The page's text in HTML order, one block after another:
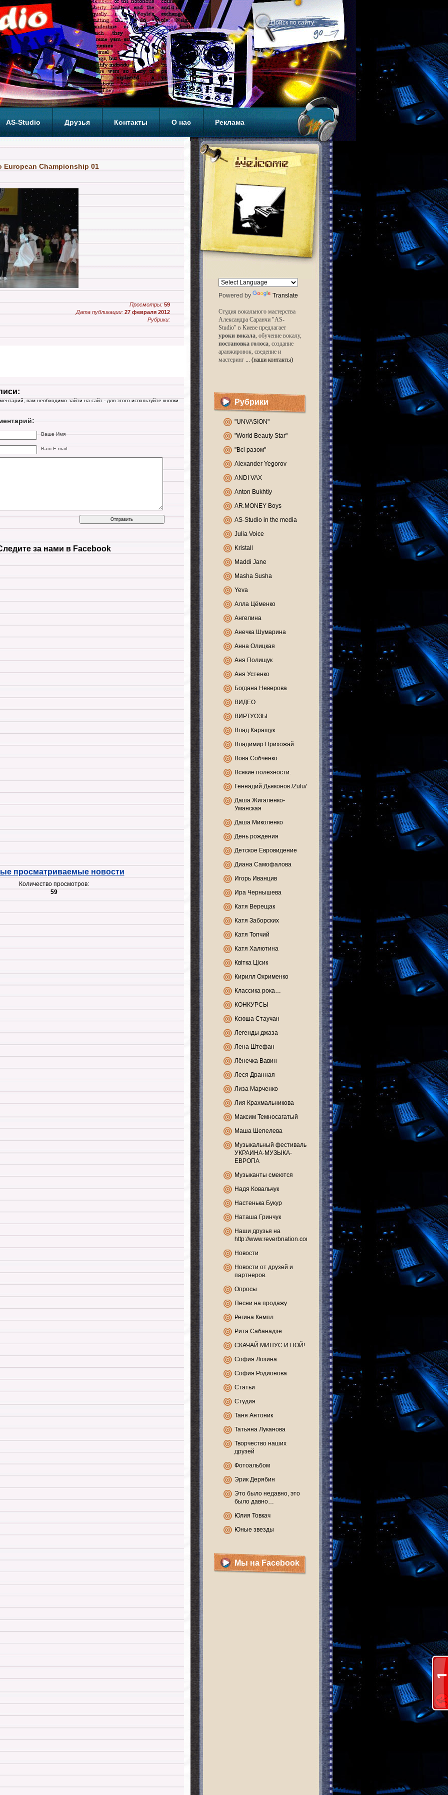
AS-Studio Друзья Контакты О нас Реклама
European Championship 01
Просмотры: 59
Дата публикации: 27 февраля 2012
Рубрики:
вам необходимо зайти на сайт - для этого используйте кнопки
Ваше Имя
Ваш E-mail
за нами в Facebook
просматриваемые новости
Количество просмотров:
59
Powered by Translate
Студия вокального мастерства
Александра Саранчи "AS-
Studio" в Киеве предлагает
уроки вокала, обучение вокалу,
постановка голоса, создание
аранжировок, сведение и
мастеринг ... (наши контакты)
Рубрики
"UNVASION"
"World Beauty Star"
"Всі разом"
Alexander Yegorov
ANDI VAX
Anton Bukhtiy
AR.MONEY Boys
AS-Studio in the media
Julia Voice
Kristall
Maddi Jane
Masha Susha
Yeva
Алла Цёменко
Ангелина
Анечка Шумарина
Анна Олицкая
Аня Полищук
Аня Устенко
Богдана Неверова
ВИДЕО
ВИРТУОЗЫ
Влад Каращук
Владимир Прихожай
Вова Собченко
Всякие полезности.
Геннадий Дьяконов /Zulu/
Даша Жигаленко-
Уманская
Даша Миколенко
День рождения
Детское Евровидение
Диана Самофалова
Игорь Иванцив
Ира Чернышева
Катя Верещак
Катя Заборских
Катя Топчий
Катя Халютина
Квітка Цісик
Кирилл Охрименко
Классика рока…
КОНКУРСЫ
Ксюша Стаучан
Легенды джаза
Лена Штефан
Лёнечка Вавин
Леся Дранная
Лиза Марченко
Лия Крахмальникова
Максим Темносагатый
Маша Шепелева
Музыкальный фестиваль
УКРАИНА-МУЗЫКА-
ЕВРОПА
Музыканты смеются
Надя Ковальчук
Настенька Букур
Наташа Гринчук
Наши друзья на
http://www.reverbnation.com
Новости
Новости от друзей и
партнеров.
Опросы
Песни на продажу
Регина Кемпл
Рита Сабанадзе
СКАЧАЙ МИНУС И ПОЙ!
София Лозина
София Родионова
Статьи
Студия
Таня Антоник
Татьяна Луканова
Творчество наших
друзей
Фотоальбом
Эрик Дерябин
Это было недавно, это
было давно…
Юлия Товкач
Юные звезды
Мы на Facebook